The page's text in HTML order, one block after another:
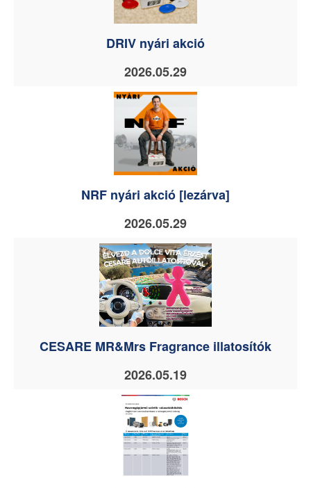
DRIV nyári akció
2026.05.29
NRF nyári akció [lezárva]
2026.05.29
CESARE MR&Mrs Fragrance illatosítók
2026.05.19